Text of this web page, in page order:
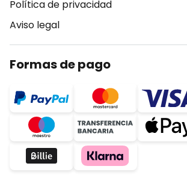
Política de privacidad
Aviso legal
Formas de pago